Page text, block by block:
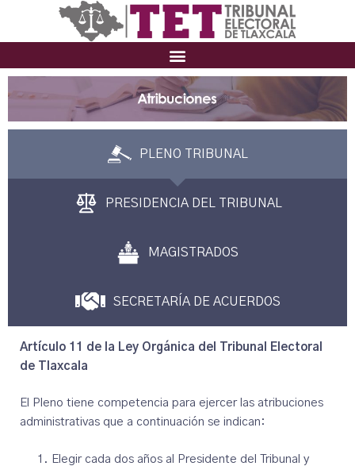
PLENO TRIBUNAL
PRESIDENCIA DEL TRIBUNAL
MAGISTRADOS
SECRETARÍA DE ACUERDOS
Artículo 11 de la Ley Orgánica del Tribunal Electoral
de Tlaxcala
El Pleno tiene competencia para ejercer las atribuciones
administrativas que a continuación se indican:
Elegir cada dos años al Presidente del Tribunal y